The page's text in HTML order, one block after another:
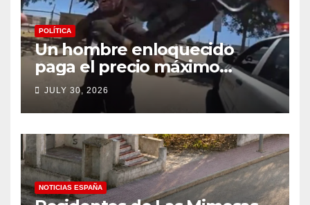
POLÍTICA
Un hombre enloquecido
paga el precio máximo
después de llevar un cuchillo
a un tiroteo con agentes del
condado de Los Ángeles
(VIDEO) * The Gateway
Pundit * por Cullen
Linebarger
JULY 30, 2026
NOTICIAS ESPAÑA